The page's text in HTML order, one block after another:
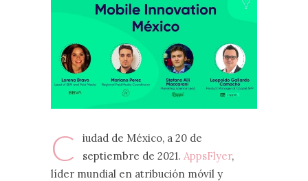
C
iudad de México, a 20 de
septiembre de 2021. AppsFlyer,
líder mundial en atribución móvil y